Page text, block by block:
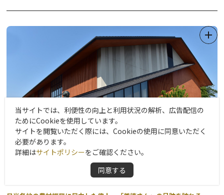
collecting board, which is available at the local tourist
Where to get Colleting board" as mentioned below
to obtain Collecting board.
stamps on Collecting board.For accomodation stamps,
please ask at reception desk of accommodation facility you
stay.
③ Once you fulfill the conditions for achievement, please bring
your Collecting board to the "Where to
receive Commemorative Gift" as mentioend below.
*English version of Collectiong board is only distributed at the
tourist information centers listed above.
●Nikko Toshogu Shrine
- Located in the precincts beyond Front gate
(Toshogu Shrine ticket: 1,600 yen for adults, 550 yen for
elementary and junior high school students)
(Museum admission ticket: 1,000 yen for adults, 400 yen for
elementary and junior high school students)
*Nikko Toshogu Shrine and Nikko Toshogu Museum combined
(2,400 yen for adults, 870 yen for elementary and junior high
・TOBU Nikko Station Tourist Information Center
・JR Nikko Station Tourist Information Center
日光市歴史民俗資料館・二宮尊徳記念館
当サイトでは、利便性の向上と利用状況の解析、広告配信の
ためにCookieを使用しています。
サイトを閲覧いただく際には、Cookieの使用に同意いただく
必要があります。
詳細はサイトポリシーをご確認ください。
同意する